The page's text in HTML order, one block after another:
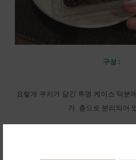
구성 :
요렇게 쿠키가 담긴 투명 케이스 덕분
가 층으로 분리되어